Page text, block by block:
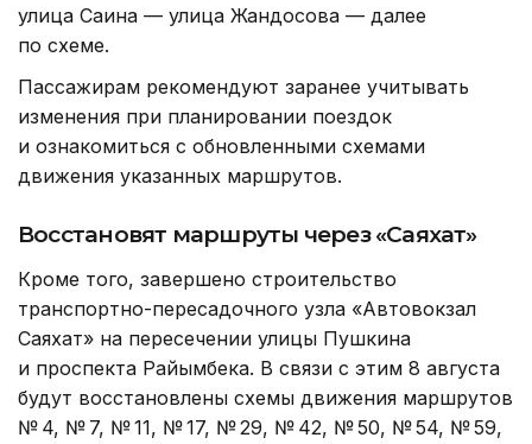
улица Саина — улица Жандосова — далее
по схеме.
Пассажирам рекомендуют заранее учитывать
изменения при планировании поездок
и ознакомиться с обновленными схемами
движения указанных маршрутов.
Восстановят маршруты через «Саяхат»
Кроме того, завершено строительство
транспортно-пересадочного узла «Автовокзал
Саяхат» на пересечении улицы Пушкина
и проспекта Райымбека. В связи с этим 8 августа
будут восстановлены схемы движения маршрутов
№ 4, № 7, № 11, № 17, № 29, № 42, № 50, № 54, № 59,